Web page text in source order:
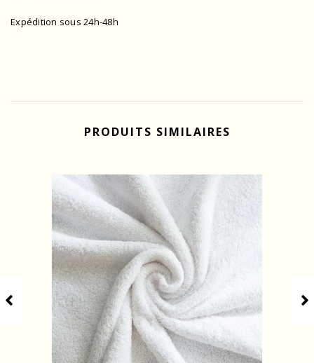
Expédition sous 24h-48h
PRODUITS SIMILAIRES